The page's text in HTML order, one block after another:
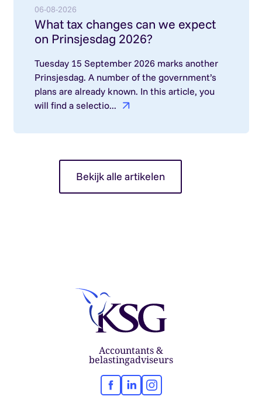
Lees meer over: What tax changes can we
06-08-2026
What tax changes can we expect
on Prinsjesdag 2026?
Tuesday 15 September 2026 marks another
Prinsjesdag. A number of the government’s
plans are already known. In this article, you
will find a selectio...
Bekijk alle artikelen
Accountants &
belastingadviseurs
Facebook
LinkedInInstagram